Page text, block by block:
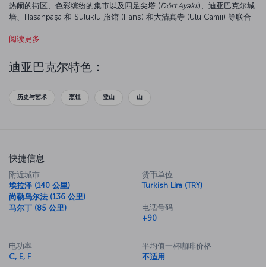
热闹的街区、色彩缤纷的集市以及四足尖塔 (Dört Ayaklı)、迪亚巴克尔城
墙、Hasanpaşa 和 Sülüklü 旅馆 (Hans) 和大清真寺 (Ulu Camii) 等联合
引人入胜的目的地，请查看我们的
格里斯河沿岸，探索这座城市的另一面。
佳机会。 尤其是铜器集市，值得一游。
通向下一次安纳托利亚探索之旅的第一步是飞往迪亚巴克尔的机票。
与我们一起探索迪亚巴克尔
预订飞往迪亚巴克尔的航班，探索这座位于美索不达米亚的非凡历史名
城。 迪亚巴克尔及其周边地区的景点包括迪亚巴克尔大清真寺、泽尔泽
万城堡和密特拉神庙、先知 苏莱曼清真寺及其 27 个同伴陵墓、Gazi 公
尔城墙和哈桑帕夏旅馆。
探索全新故事：立即预订飞往迪亚巴克尔的航班
阅读更多
迪亚巴克尔特色：
历史与艺术 烹饪 登山 山
快捷信息
附近城市
埃拉泽 (140 公里)
尚勒乌尔法 (136 公里)
马尔丁 (85 公里)
货币单位
Turkish Lira (TRY)
电话号码
+90
电功率
C, E, F
平均值一杯咖啡价格
不适用